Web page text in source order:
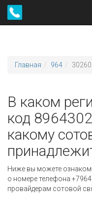
Главная 964 30260
В каком
код
какому
Ниже вы можете
о номере телефона
провайдерам сотовой